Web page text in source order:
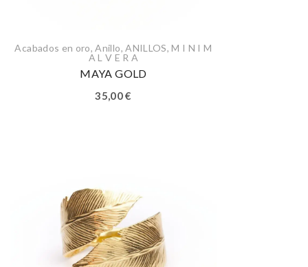
Acabados en oro,Anillo,ANILLOS,M I N I M
A L V E R A
MAYA GOLD
35,00€